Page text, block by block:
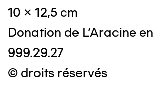
10 x 12,5 cm
Donation de L'Aracine
999.29.27
© droits réservés